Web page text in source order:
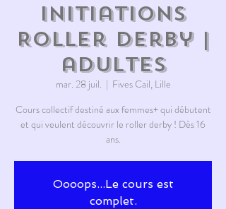
Initiations
Roller Derby |
adultes
mar. 28 juil.
  |
Fives Cail, Lille
Cours collectif destiné aux femmes+ qui débutent
et qui veulent découvrir le roller derby ! Dès 16
ans.
Oooops...Le cours est
complet.